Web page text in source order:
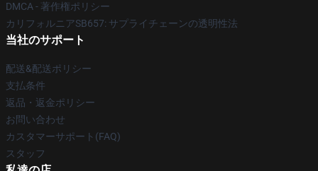
DMCA - 著作権ポリシー
カリフォルニアSB657: サプライチェーンの透明性法
当社のサポート
配送&配送ポリシー
支払条件
返品・返金ポリシー
お問い合わせ
カスタマーサポート(FAQ)
スタッフ